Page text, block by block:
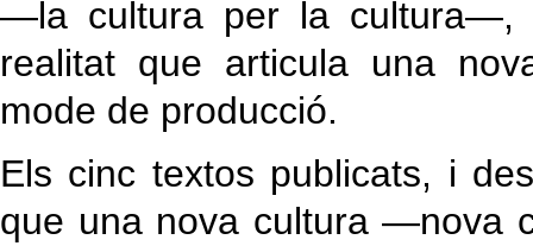
—la cultura per la cultura—,
realitat que articula una
mode de producció.
Els cinc textos publicats, i
que una nova cultura —nova